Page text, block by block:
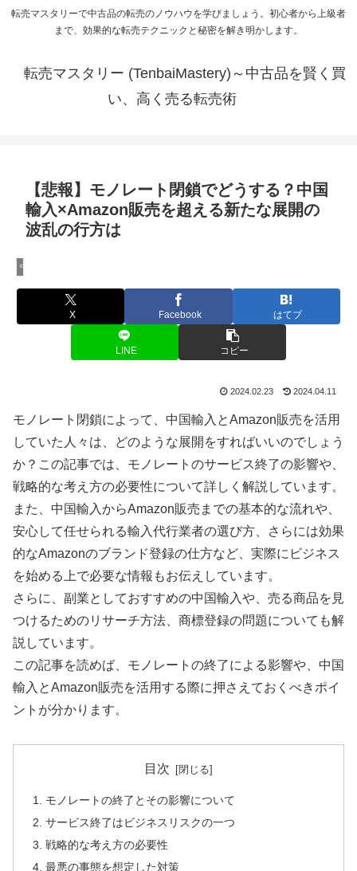
転売マスタリーで中古品の転売のノウハウを学びましょう。初心者から上級者
まで、効果的な転売テクニックと秘密を解き明かします。
転売マスタリー (TenbaiMastery)～中古品を賢く買
い、高く売る転売術
【悲報】モノレート閉鎖でどうする？中国
輸入×Amazon販売を超える新たな展開の
波乱の行方は
中国輸入のノウハウ
X Facebook はてブ
LINE コピー
2024.02.23 2024.04.11
モノレート閉鎖によって、中国輸入とAmazon販売を活用
していた人々は、どのような展開をすればいいのでしょう
か？この記事では、モノレートのサービス終了の影響や、
戦略的な考え方の必要性について詳しく解説しています。
また、中国輸入からAmazon販売までの基本的な流れや、
安心して任せられる輸入代行業者の選び方、さらには効果
的なAmazonのブランド登録の仕方など、実際にビジネス
を始める上で必要な情報もお伝えしています。
さらに、副業としておすすめの中国輸入や、売る商品を見
つけるためのリサーチ方法、商標登録の問題についても解
説しています。
この記事を読めば、モノレートの終了による影響や、中国
輸入とAmazon販売を活用する際に押さえておくべきポイ
ントが分かります。
目次
モノレートの終了とその影響について
サービス終了はビジネスリスクの一つ
戦略的な考え方の必要性
最悪の事態を想定した対策